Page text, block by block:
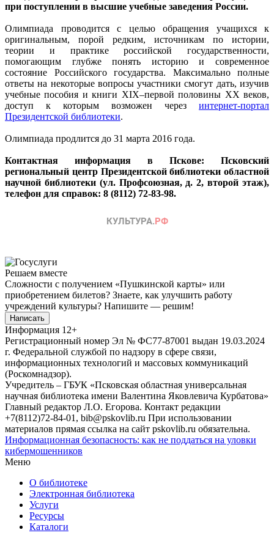
при поступлении в высшие учебные заведения России.
Олимпиада проводится с целью обращения учащихся к
оригинальным, порой редким, источникам по истории,
теории и практике российской государственности,
помогающим глубже понять историю и современное
состояние Российского государства. Максимально полные
ответы на некоторые вопросы участники смогут дать, изучив
учебные пособия и книги XIX–первой половины XX веков,
доступ к которым возможен через интернет-портал
Президентской библиотеки.
Олимпиада продлится до 31 марта 2016 года.
Контактная информация в Пскове: Псковский
региональный центр Президентской библиотеки областной
научной библиотеки (ул. Профсоюзная, д. 2, второй этаж),
телефон для справок: 8 (8112) 72-83-98.
Решаем вместе
Сложности с получением «Пушкинской карты» или
приобретением билетов? Знаете, как улучшить работу
учреждений культуры? Напишите — решим!
Написать
Информация 12+
Регистрационный номер Эл № ФС77-87001 выдан 19.03.2024
г. Федеральной службой по надзору в сфере связи,
информационных технологий и массовых коммуникаций
(Роскомнадзор).
Учредитель – ГБУК «Псковская областная универсальная
научная библиотека имени Валентина Яковлевича Курбатова»
Главный редактор Л.О. Егорова. Контакт редакции
+7(8112)72-84-01, bib@pskovlib.ru При использовании
материалов прямая ссылка на сайт pskovlib.ru обязательна.
Информационная безопасность: как не поддаться на уловки
кибермошенников
Меню
О библиотеке
Электронная библиотека
Услуги
Ресурсы
Каталоги